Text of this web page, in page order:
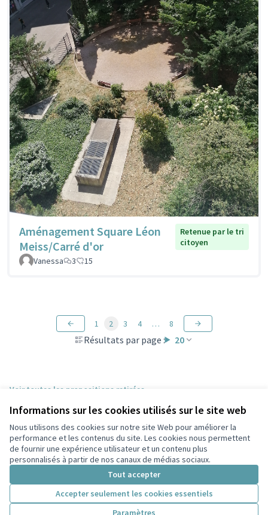
Informations sur les cookies utilisés sur le site web
Nous utilisons des cookies sur notre site Web pour améliorer la
performance et les contenus du site. Les cookies nous permettent
de fournir une expérience utilisateur et un contenu plus
personnalisés à partir de nos canaux de médias sociaux.
Tout accepter
Accepter seulement les cookies essentiels
Paramètres
Aménagement Square Léon
Meiss/Carré d'or
Retenue par le tri
citoyen
Vanessa
3 15
Résultats par page : 20
1 2 3 4 … 8
Voir toutes les propositions retirées
Conditions d'utilisation
Paramètres des cookies
Participez Villeurbanne sur X
(Lien externe)
Participez Villeurbanne sur Facebook
Participez Villeurbanne sur Instagram
Participez Villeurbanne sur YouTube
(Lien externe)
Licence
(Lien